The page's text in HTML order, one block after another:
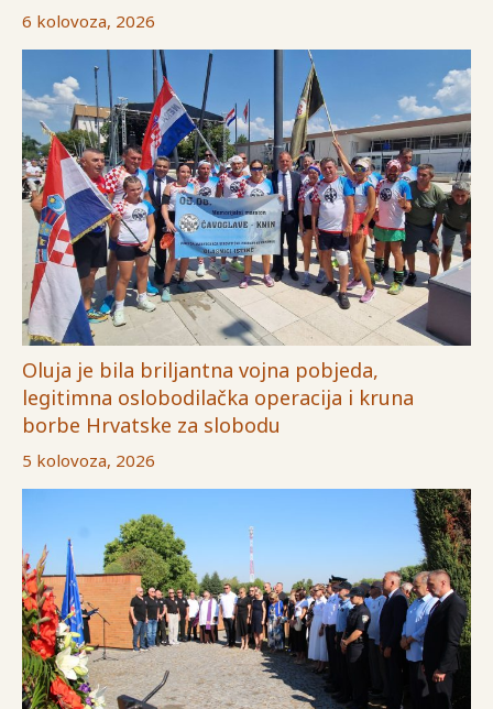
6 kolovoza, 2026
Oluja je bila briljantna vojna pobjeda,
legitimna oslobodilačka operacija i kruna
borbe Hrvatske za slobodu
5 kolovoza, 2026